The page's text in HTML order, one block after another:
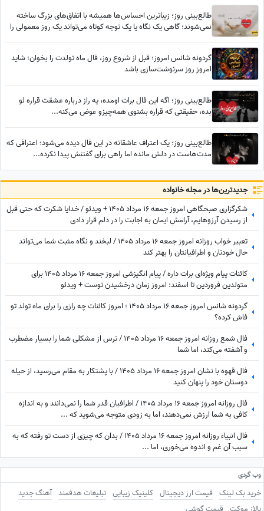
طالع‌بینی روز؛ زیباترین احساس‌ها همیشه با اتفاق‌های بزرگ ساخته
نمی‌شوند؛ گاهی یک نگاه یا یک توجه کوتاه می‌تواند یک روز معمولی را
گردونه شانس امروز؛ قبل از شروع روز، فال ماه تولدت را بخوان؛ شاید
امروز روز سرنوشت‌سازی باشد
طالع‌بینی روز؛ اگه این فال برات اومده، یه راز درباره عشقت قراره لو
بده، حقیقتی که قراره بشنوی همه‌چیزو عوض می‌کنه...
طالع‌بینی روز؛ یک اعتراف عاشقانه در این فال دیده می‌شود؛ اعترافی که
مدت‌هاست در دلش مانده اما راهی برای گفتنش پیدا نکرده...
جدید‌ترین‌ها در مجله خانواده
شکرگزاری صبحگاهی امروز جمعه 16 مرداد 1405 + ویدئو / خدایا شکرت که حتی قبل
از رسیدن آرزوهایم، آرامشِ ایمان به اجابت را در دلم قرار دادی
تعبیر خواب روزانه امروز جمعه 16 مرداد 1405 / لبخند و نگاه مثبت شما می‌تواند
حال خودتان و اطرافیانتان را بهتر کند
کائنات پیام ویژه‌ای برات داره / پیام انگیزشی امروز جمعه 16 مرداد 1405 برای
متولدین فروردین تا اسفند: امروز زمان درخشیدن توست + ویدئو
گردونه شانس امروز جمعه 16 مرداد 1405 ؛ امروز کائنات چه رازی را برای ماه تولد تو
فاش کرده؟
فال شمع روزانه امروز جمعه 16 مرداد 1405 / ترس از مشکلی شما را بسیار مضطرب
و آشفته می‌کند، اما شما
فال قهوه با نشان امروز جمعه 16 مرداد 1405 / با پشتکار به مقام می‌رسید، از حیله
دوستان خود را پنهان کنید
فال روزانه امروز جمعه 16 مرداد 1405 / اطرافیان قدر شما را نمی‌دانند و به اندازه
کافی به شما ارزش نمی‌دهند، اما به زودی متوجه می‌شوید که ...
فال انبیاء روزانه امروز جمعه 16 مرداد 1405 / بدان که چیزی از دست تو رفته که به
سبب آن غم و اندوه می‌خوری، اما ...
وب گردی
خرید بک لینک قیمت ارز دیجیتال کلینیک زیبایی تبلیغات هدفمند آهنگ جدید